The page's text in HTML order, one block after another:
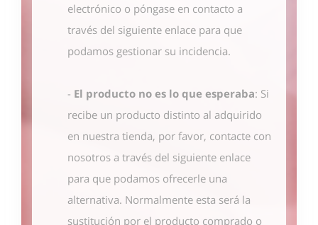
electrónico o póngase en contacto a
través del siguiente enlace para que
podamos gestionar su incidencia.
- El producto no es lo que esperaba: Si
recibe un producto distinto al adquirido
en nuestra tienda, por favor, contacte con
nosotros a través del siguiente enlace
para que podamos ofrecerle una
alternativa. Normalmente esta será la
sustitución por el producto comprado o